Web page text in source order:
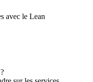
Lean Tech/IT
managers, coachs
la symbiose Lean x